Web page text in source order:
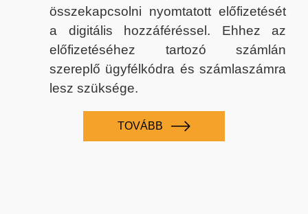
összekapcsolni nyomtatott előfizetését
a digitális hozzáféréssel. Ehhez az
előfizetéséhez tartozó számlán
szereplő ügyfélkódra és számlaszámra
lesz szüksége.
TOVÁBB